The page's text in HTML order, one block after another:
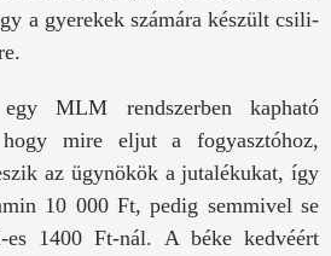
a gyerekek számára készült csili-
MLM rendszerben kapható
hogy mire eljut a fogyasztóhoz,
az ügynökök a jutalékukat, így
10 000 Ft, pedig semmivel se
1400 Ft-nál. A béke kedvéért